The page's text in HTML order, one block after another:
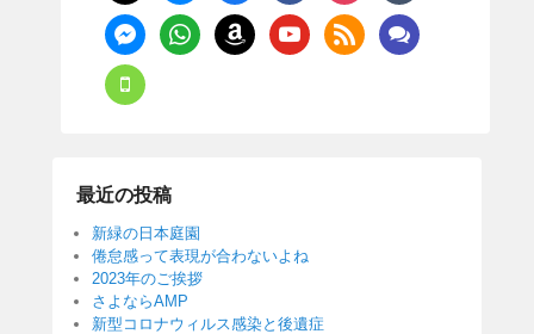
messengerwhatsappamazon youtube rss comments
mobile
最近の投稿
新緑の日本庭園
倦怠感って表現が合わないよね
2023年のご挨拶
さよならAMP
新型コロナウィルス感染と後遺症